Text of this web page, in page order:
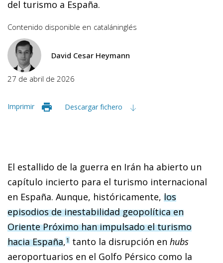
del turismo a España.
Contenido disponible en cataláninglés
David Cesar Heymann
27 de abril de 2026
Imprimir Descargar fichero
El estallido de la guerra en Irán ha abierto un
capítulo incierto para el turismo internacional
en España. Aunque, históricamente, los
episodios de inestabilidad geopolítica en
Oriente Próximo han impulsado el turismo
hacia España,1 tanto la disrupción en hubs
aeroportuarios en el Golfo Pérsico como la